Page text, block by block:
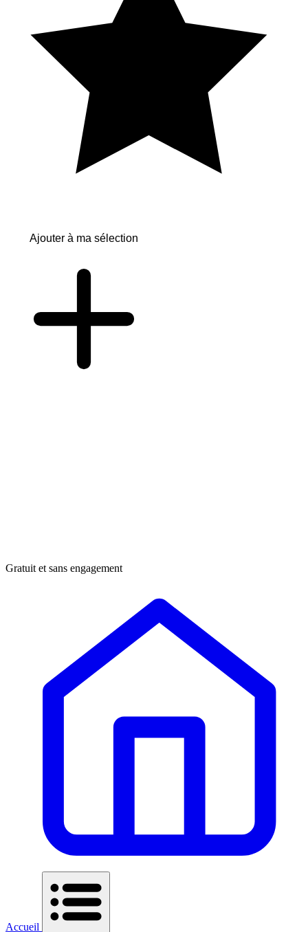
Ajouter à ma sélection
Gratuit et sans engagement
Accueil